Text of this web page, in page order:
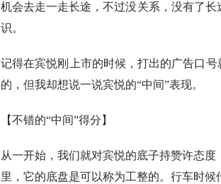
机会去走一走长途，不过没关系，没有了
识。
记得在宾悦刚上市的时候，打出的广告口号
的，但我却想说一说宾悦的“中间”表现。
【不错的“中间”得分】
从一开始，我们就对宾悦的底子持赞许态
里，它的底盘是可以称为工整的。行车时